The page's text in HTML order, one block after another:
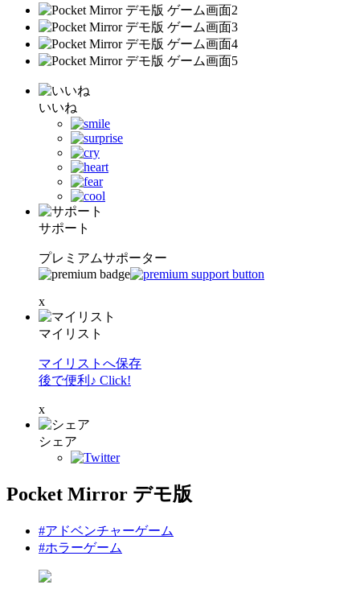
いいね
サポート
プレミアムサポーター
x
マイリスト
マイリストへ保存
後で便利♪ Click!
x
シェア
Pocket Mirror デモ版
#アドベンチャーゲーム
#ホラーゲーム